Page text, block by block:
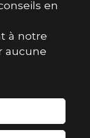
en
à notre
aucune